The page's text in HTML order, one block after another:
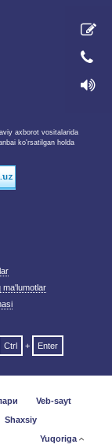
axborot vositalarida
ko'rsatilgan holda
ma'lumotlar
Ctrl +
Enter
Veb-sayt
Shaxsiy
Yuqoriga